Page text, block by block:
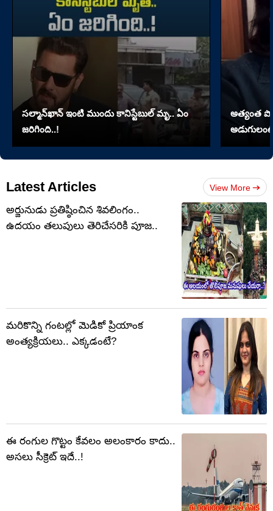
సల్మాన్‌ఖాన్‌ ఇంటి ముందు కానిస్టేబుల్‌ మృ.. ఏం
జరిగింది..!
అత్యంత
Latest Articles View More
అర్జునుడు ప్రతిష్ఠించిన శివలింగం..
ఉదయం తలుపులు తెరిచేసరికి పూజ..
మరికొన్ని గంటల్లో మెడికో ప్రియాంక
అంత్యక్రియలు.. ఎక్కడంటే?
ఈ రంగుల గొట్టం కేవలం అలంకారం కాదు..
అసలు సీక్రెట్ ఇదే..!